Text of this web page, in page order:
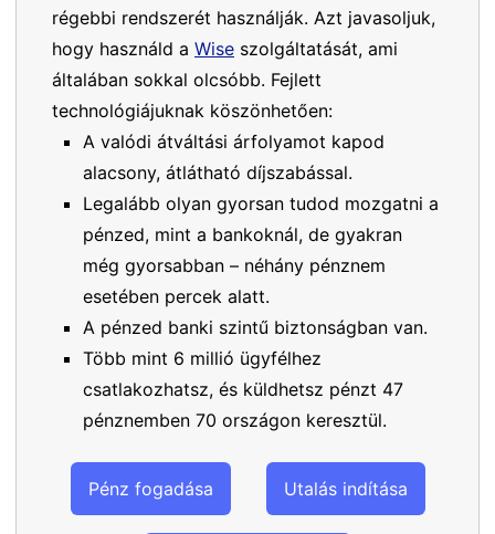
régebbi rendszerét használják. Azt javasoljuk,
hogy használd a Wise szolgáltatását, ami
általában sokkal olcsóbb. Fejlett
technológiájuknak köszönhetően:
A valódi átváltási árfolyamot kapod
alacsony, átlátható díjszabással.
Legalább olyan gyorsan tudod mozgatni a
pénzed, mint a bankoknál, de gyakran
még gyorsabban – néhány pénznem
esetében percek alatt.
A pénzed banki szintű biztonságban van.
Több mint 6 millió ügyfélhez
csatlakozhatsz, és küldhetsz pénzt 47
pénznemben 70 országon keresztül.
Pénz fogadása Utalás indítása